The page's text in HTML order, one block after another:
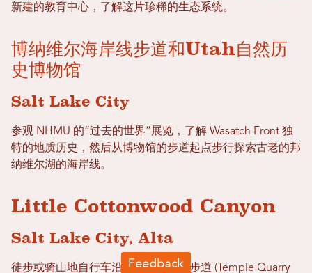
新建的教育中心，了解这片珍稀的生态系统。
博纳维尔海岸线步道和Utah自然历
史博物馆
Salt Lake City
参观 NHMU 的“过去的世界”展览，了解 Wasatch Front 独
特的地质历史，然后从博物馆的步道起点步行探索古老的邦
纳维尔湖的海岸线。
Little Cottonwood Canyon
Salt Lake City, Alta
徒步或骑山地自行车沿着圣殿采石场步道 (Temple Quarry